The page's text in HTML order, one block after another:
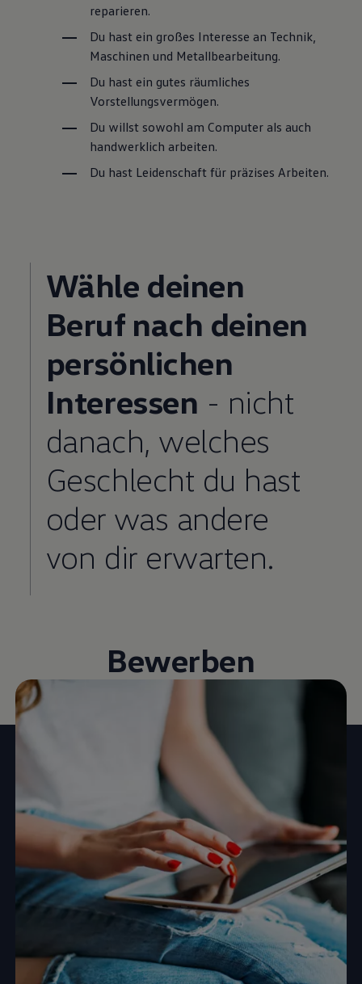
reparieren.
Du hast ein großes Interesse an Technik,
Maschinen und Metallbearbeitung.
Du hast ein gutes räumliches
Vorstellungsvermögen.
Du willst sowohl am Computer als auch
handwerklich arbeiten.
Du hast Leidenschaft für präzises Arbeiten.
Wähle deinen
Beruf nach deinen
persönlichen
Interessen - nicht
danach, welches
Geschlecht du hast
oder was andere
von dir erwarten.
Bewerben